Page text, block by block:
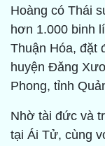
Hoàng có Thái
hơn 1.000 binh
Thuận Hóa, đặt
huyện Đǎng
Phong, tỉnh
Nhờ tài đức và
tại Ái Tử, cùng